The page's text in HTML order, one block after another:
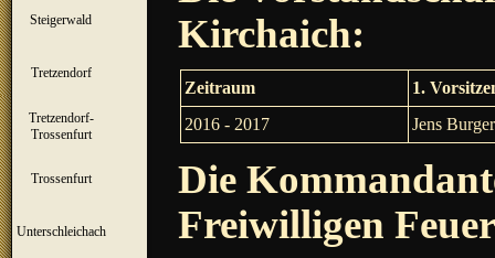
Steigerwald ▼
Tretzendorf ▼
Tretzendorf-
Trossenfurt
▼
Trossenfurt
Unterschleichach ▼
Kirchaich:
Zeitraum
1.
2016 - 2017
Jens Burger
Die
Freiwilligen